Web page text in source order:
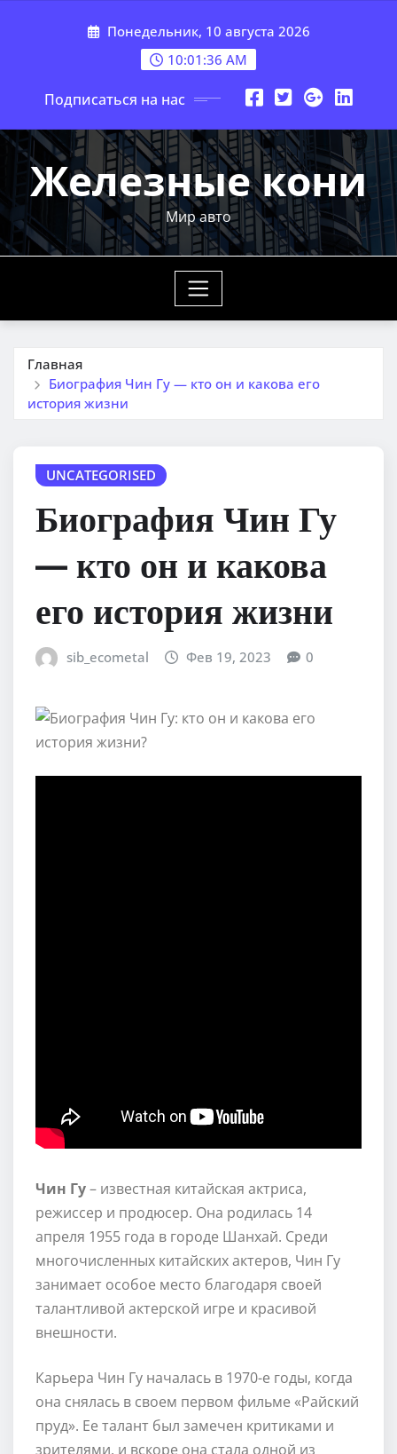
Понедельник, 10 августа 2026
10:01:37 AM
Подписаться на нас
Железные кони
Мир авто
Главная
Биография Чин Гу — кто он и какова его
история жизни
UNCATEGORISED
Биография Чин Гу
— кто он и какова
его история жизни
sib_ecometal Фев 19, 2023 0
Чин Гу– известная китайская актриса,
режиссер и продюсер. Она родилась 14
апреля 1955 года в городе Шанхай. Среди
многочисленных китайских актеров, Чин Гу
занимает особое место благодаря своей
талантливой актерской игре и красивой
внешности.
Карьера Чин Гу началась в 1970-е годы, когда
она снялась в своем первом фильме «Райский
пруд». Ее талант был замечен критиками и
зрителями, и вскоре она стала одной из